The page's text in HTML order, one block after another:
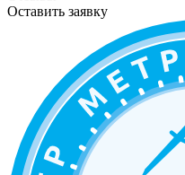
Оставить заявку